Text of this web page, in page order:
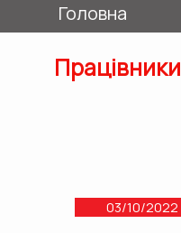
Головна
03/10/2022